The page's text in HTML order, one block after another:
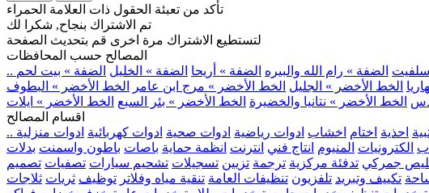
تأكد من تعبئة الحقول ذات العلامة الحمراء
تم الاشتراك بنجاح, شكرا لك
لتستطيع الاشتراك مرة اخرى قم بتحديث الصفحة
المصالح حسب المحافظات
سلفيت الضفة » رام الله والبيره الضفة » أريحا الضفة » الخليل الضفة » بيت لحم
الخط الأخضر » الجليل الخط الأخضر » مرج ابن عامر
الخط الأخضر » البطوف
الخط الأخضر » نتانيا والخضيرة الخط الأخضر » بئر السبع الخط الأخضر » ايلات
اقسام المصالح
احذية اختام اخشاب ادوات رياضية ادوات صحية ادوات كهربائية ادوات منزلية
الكترونيات المنيوم انتاج فني انترنت انظمة حماية باصات باطون واسمنت بدلات
جمركي تدفئة مركزية ترجمة تزيين تسجيلات تشحيم سيارات تصفيات تصميم
تكييف وتبريد تلفزيون تنظيفات العامة تنقية مياه وفلاتر توظيف ثريات ثلاجات